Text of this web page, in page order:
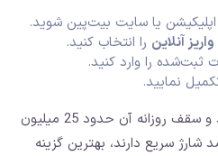
یا سایت بیت‌پین شوید.
واریز آنلاین را انتخاب کنید.
ثبت‌شده را وارد کنید.
نمایید.
این روش لحظه‌ای انجام می‌شود و سقف روزانه آن حدود 25 میلیون
شارژ سریع دارند، بهترین گزینه